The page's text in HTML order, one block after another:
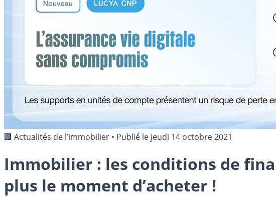
🏢 Actualités de l’immobilier • Publié le jeudi 14 octobre 2021
Immobilier : les conditions de
plus le moment d’acheter !